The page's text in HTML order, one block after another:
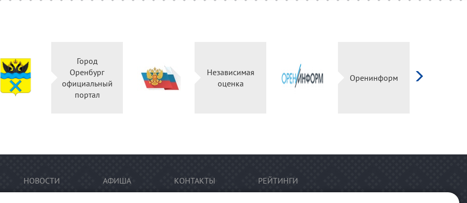
Город
Оренбург
официальный
портал
Независимая
оценка
Оренинформ
НОВОСТИ АФИША КОНТАКТЫ РЕЙТИНГИ